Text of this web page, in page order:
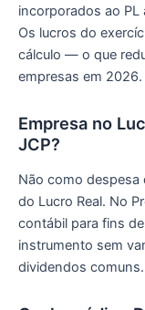
incorporados ao
Os lucros do
cálculo — o que
empresas em 2026.
Empresa no
JCP?
Não como despesa
do Lucro Real. No
contábil para fins
instrumento sem
dividendos comuns.